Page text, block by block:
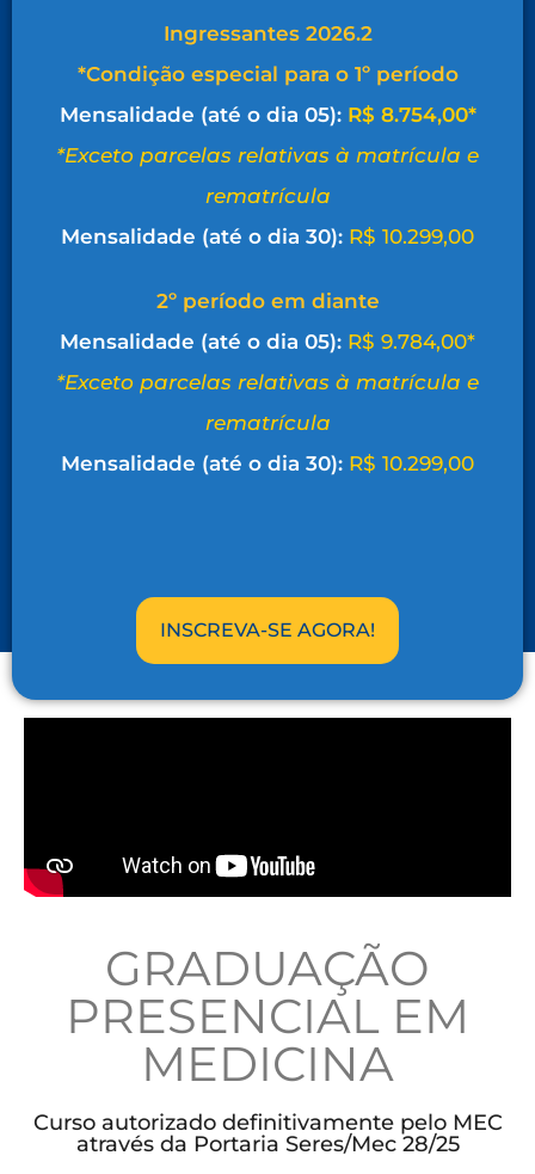
Ingressantes 2026.2
*Condição especial para o 1º período
Mensalidade (até o dia 05): R$ 8.754,00*
*Exceto parcelas relativas à matrícula e
rematrícula
Mensalidade (até o dia 30): R$ 10.299,00
2º período em diante
Mensalidade (até o dia 05): R$ 9.784,00*
*Exceto parcelas relativas à matrícula e
rematrícula
Mensalidade (até o dia 30): R$ 10.299,00
INSCREVA-SE AGORA!
GRADUAÇÃO
PRESENCIAL EM
MEDICINA
Curso autorizado definitivamente pelo MEC
através da Portaria Seres/Mec 28/25